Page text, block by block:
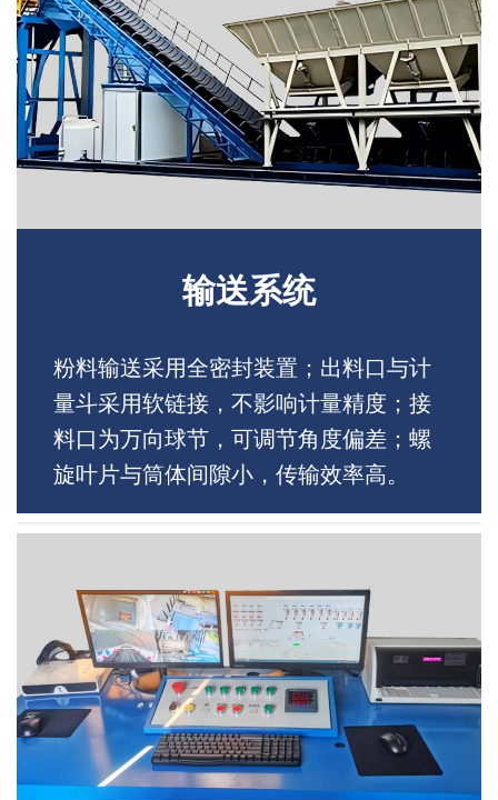
输送系统
粉料输送采用全密封装置；出料口与计
量斗采用软链接，不影响计量精度；接
料口为万向球节，可调节角度偏差；螺
旋叶片与筒体间隙小，传输效率高。